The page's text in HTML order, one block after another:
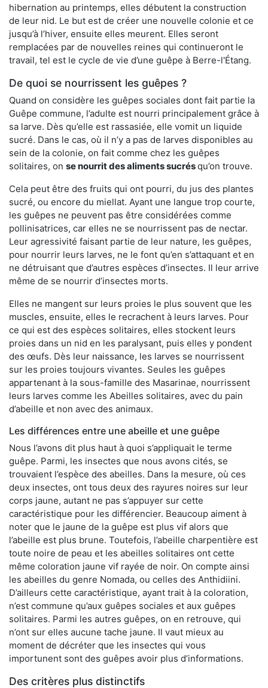
hibernation au printemps, elles débutent la construction
de leur nid. Le but est de créer une nouvelle colonie et ce
jusqu’à l’hiver, ensuite elles meurent. Elles seront
remplacées par de nouvelles reines qui continueront le
travail, tel est le cycle de vie d’une guêpe à Berre-l'Étang.
De quoi se nourrissent les guêpes ?
Quand on considère les guêpes sociales dont fait partie la
Guêpe commune, l’adulte est nourri principalement grâce à
sa larve. Dès qu’elle est rassasiée, elle vomit un liquide
sucré. Dans le cas, où il n’y a pas de larves disponibles au
sein de la colonie, on fait comme chez les guêpes
solitaires, on se nourrit des aliments sucrésqu’on trouve.
Cela peut être des fruits qui ont pourri, du jus des plantes
sucré, ou encore du miellat. Ayant une langue trop courte,
les guêpes ne peuvent pas être considérées comme
pollinisatrices, car elles ne se nourrissent pas de nectar.
Leur agressivité faisant partie de leur nature, les guêpes,
pour nourrir leurs larves, ne le font qu’en s’attaquant et en
ne détruisant que d’autres espèces d’insectes. Il leur arrive
même de se nourrir d’insectes morts.
Elles ne mangent sur leurs proies le plus souvent que les
muscles, ensuite, elles le recrachent à leurs larves. Pour
ce qui est des espèces solitaires, elles stockent leurs
proies dans un nid en les paralysant, puis elles y pondent
des œufs. Dès leur naissance, les larves se nourrissent
sur les proies toujours vivantes. Seules les guêpes
appartenant à la sous-famille des Masarinae, nourrissent
leurs larves comme les Abeilles solitaires, avec du pain
d’abeille et non avec des animaux.
Les différences entre une abeille et une guêpe
Nous l’avons dit plus haut à quoi s’appliquait le terme
guêpe. Parmi, les insectes que nous avons cités, se
trouvaient l’espèce des abeilles. Dans la mesure, où ces
deux insectes, ont tous deux des rayures noires sur leur
corps jaune, autant ne pas s’appuyer sur cette
caractéristique pour les différencier. Beaucoup aiment à
noter que le jaune de la guêpe est plus vif alors que
l’abeille est plus brune. Toutefois, l’abeille charpentière est
toute noire de peau et les abeilles solitaires ont cette
même coloration jaune vif rayée de noir. On compte ainsi
les abeilles du genre Nomada, ou celles des Anthidiini.
D’ailleurs cette caractéristique, ayant trait à la coloration,
n’est commune qu’aux guêpes sociales et aux guêpes
solitaires. Parmi les autres guêpes, on en retrouve, qui
n’ont sur elles aucune tache jaune. Il vaut mieux au
moment de décréter que les insectes qui vous
importunent sont des guêpes avoir plus d’informations.
Des critères plus distinctifs